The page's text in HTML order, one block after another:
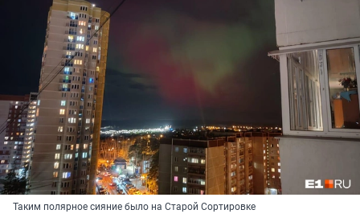
Таким полярное сияние было на Старой Сортировке